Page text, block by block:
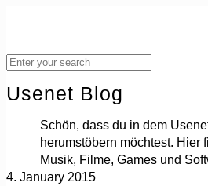
Usenet Blog
Schön, dass du in dem
herumstöbern möchtest. Hier
Musik, Filme, Games und
4. January 2015